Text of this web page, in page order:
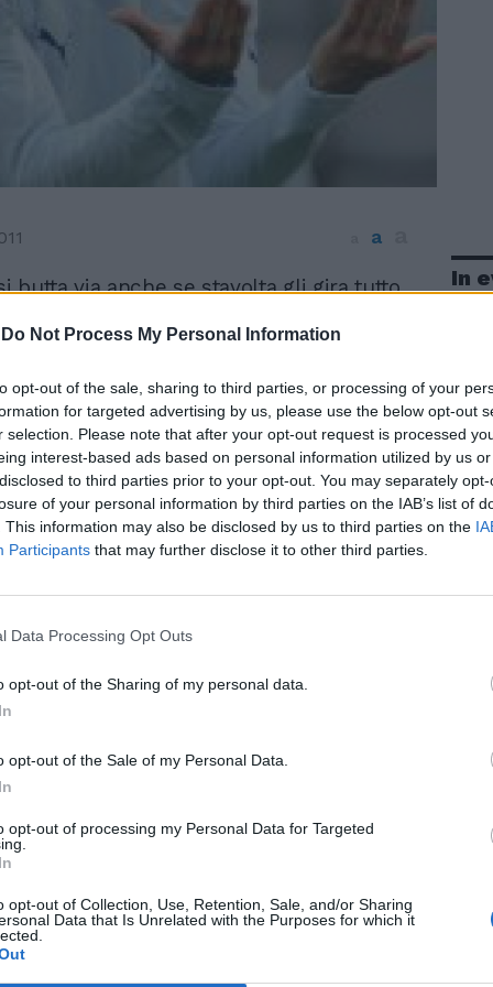
Do Not Process My Personal Information
opt-out of the sale, sharing to third parties, or processing of your
for targeted advertising by us, please use the below opt-out
selection. Please note that after your opt-out request is processed
interest-based ads based on personal information utilized by us
to third parties prior to your opt-out. You may separately
of your personal information by third parties on the IAB’s list of
This information may also be disclosed by us to third parties on the
Participants that may further disclose it to other third parties.
Data Processing Opt Outs
opt-out of the Sharing of my personal data.
opt-out of the Sale of my Personal Data.
opt-out of processing my Personal Data for Targeted
opt-out of Collection, Use, Retention, Sale, and/or Sharing
Data that Is Unrelated with the Purposes for which it
a
butta via anche se stavolta gli gira tutto
molto dolorosa. Più giusto un pari ma i
il sesto risultato utile consecutivo. E
tre vittorie e due pareggi, arriva il ko in
complica il cammino verso il quarto
una clamorosa autorete di Dias che
sua porta un tiro fiacco di Acquafresca
finito fuori. Il tentativo del brasiliano è
sarebbe stato sufficiente usare il
per liberare la propria area di rigore, poi
cosmica che sembra
scivolata del brasiliano certifica la
costruisce poco nelle ripresa. Già,
il ritmo, pressare e chiudere il
sotto ritmo con pochi acuti. Kozak
in di testa e poco dopo Floccari ha
su punizione di Hernanes, Floccari
tardi ha scheggiato il palo esterno
di Hernanes. Il Cagliari è stato
propria metà campo, ha giocato col
e alla fine ha portato a casa tre punti
ha avuto la fortuna di trovare un
Russo di Nola che non ha inciso sul
In
Trump, Meloni e la strategia